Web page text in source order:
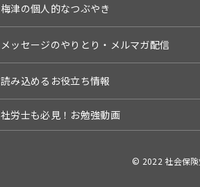
梅津の個人的なつぶやき
メッセージのやりとり・メルマガ配信
読み込めるお役立ち情報
社労士も必見！お勉強動画
© 2022 社会保